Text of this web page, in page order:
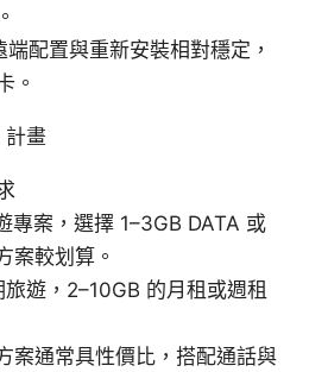
配置與重新安裝相對穩定，
。
計畫
專案，選擇 1–3GB DATA 或
案較划算。
遊，2–10GB 的月租或週租
案通常具性價比，搭配通話與